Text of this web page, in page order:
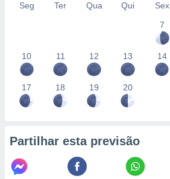
estudos
Seg Ter Qua Qui Sex
7
10 11 12 13 14
17 18 19 20
Partilhar esta previsão